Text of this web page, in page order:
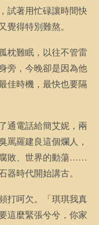
試著用忙碌讓時間快
覺得特別難熬。
枕難眠，以往不管雷
旁，今晚卻是因為他
佳時機，最快也要隔
通電話給簡艾妮，兩
罵羅建良這個爛人，
敗、世界的動蕩……
器時代開始講古。
打呵欠。「琪琪我真
這麼緊張兮兮，你家